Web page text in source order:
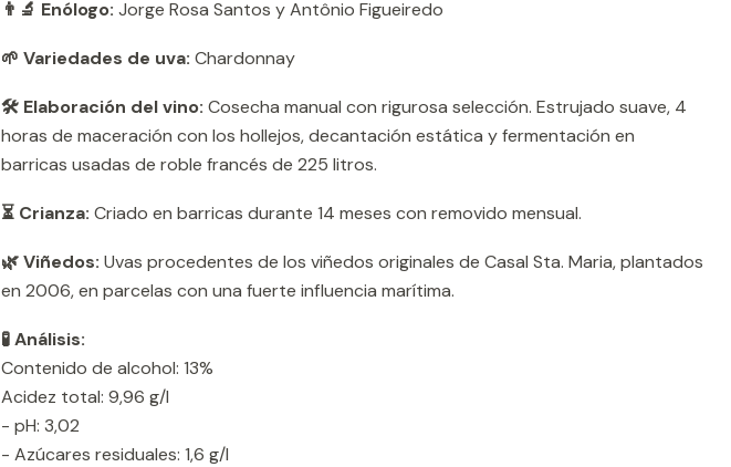
👨‍🔬 Enólogo: Jorge Rosa Santos y Antônio Figueiredo
🌱 Variedades de uva: Chardonnay
🛠️ Elaboración del vino: Cosecha manual con rigurosa selección. Estrujado suave, 4
horas de maceración con los hollejos, decantación estática y fermentación en
barricas usadas de roble francés de 225 litros.
⏳ Crianza: Criado en barricas durante 14 meses con removido mensual.
🌿 Viñedos: Uvas procedentes de los viñedos originales de Casal Sta. Maria, plantados
en 2006, en parcelas con una fuerte influencia marítima.
🧪 Análisis:
Contenido de alcohol: 13%
Acidez total: 9,96 g/l
- pH: 3,02
- Azúcares residuales: 1,6 g/l